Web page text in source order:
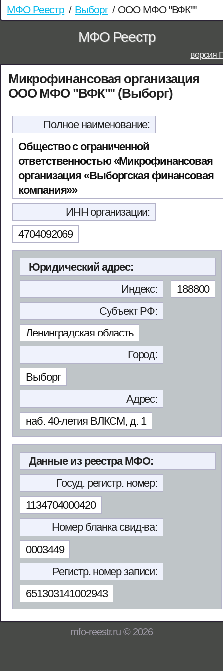
МФО Реестр / Выборг / ООО МФО "ВФК""
МФО Реестр
версия
Микрофинансовая организация
ООО МФО "ВФК"" (Выборг)
Полное наименование:
Общество с ограниченной
ответственностью «Микрофинансовая
организация «Выборгская финансовая
компания»»
ИНН организации:
4704092069
Юридический адрес:
Индекс:
188800
Субъект РФ:
Ленинградская область
Город:
Выборг
Адрес:
наб. 40-летия ВЛКСМ, д. 1
Данные из реестра МФО:
Госуд. регистр. номер:
1134704000420
Номер бланка свид-ва:
0003449
Регистр. номер записи:
651303141002943
mfo-reestr.ru © 2026